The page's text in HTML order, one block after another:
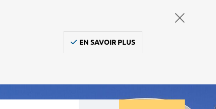
EN SAVOIR PLUS